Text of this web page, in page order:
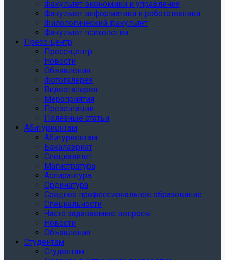
Факультет экономики и управления
Факультет информатики и робототехники
Филологический факультет
Факультет психологии
Пресс-центр
Пресс-центр
Новости
Объявления
Фотогалерея
Видеогалерея
Мероприятия
Презентации
Полезные статьи
Абитуриентам
Абитуриентам
Бакалавриат
Специалитет
Магистратура
Аспирантура
Ординатура
Среднее профессиональное образование
Специальности
Часто задаваемые вопросы
Новости
Объявления
Студентам
Студентам